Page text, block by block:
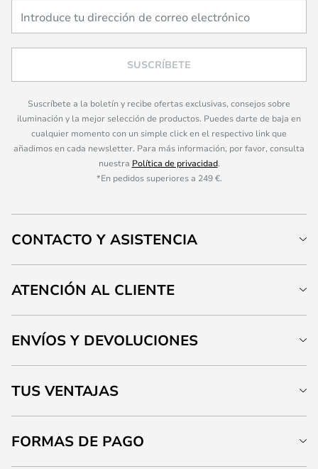
SUSCRÍBETE
Suscríbete a la boletín y recibe ofertas exclusivas, consejos sobre
iluminación y la mejor selección de productos. Puedes darte de baja en
cualquier momento con un simple click en el respectivo link que
añadimos en cada newsletter. Para más información, por favor, consulta
nuestra Política de privacidad.
*En pedidos superiores a 249 €.
CONTACTO Y ASISTENCIA
ATENCIÓN AL CLIENTE
ENVÍOS Y DEVOLUCIONES
TUS VENTAJAS
FORMAS DE PAGO